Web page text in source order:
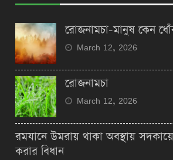
রোজনামচা-মানুষ কেন
March 12, 2026
রোজনামচা
March 12, 2026
রমযানে উমরায় থাকা অবস্থায়
করার বিধান